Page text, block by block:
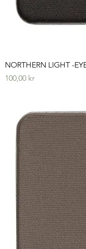
NORTHERN LIGHT -
Pris
100,00 kr